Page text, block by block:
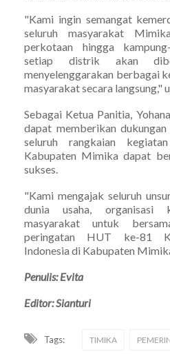
"Kami ingin semangat
seluruh masyarakat
perkotaan hingga
setiap distrik akan
menyelenggarakan berbagai
masyarakat secara langsung,"
Sebagai Ketua Panitia,
dapat memberikan
seluruh rangkaian
Kabupaten Mimika dapat
sukses.
"Kami mengajak seluruh
dunia usaha, organisasi
masyarakat untuk
peringatan HUT ke-81
Indonesia di Kabupaten
Penulis: Evita
Editor: Sianturi
Tags: TIMIKA